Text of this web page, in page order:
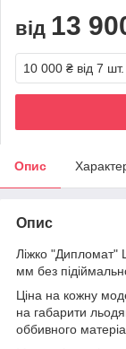
від 13
10 000 ₴ від 7 шт.
Опис
Опис
Ліжко "Дипломат"
мм без
Ціна на кожну
на габарити
оббивного